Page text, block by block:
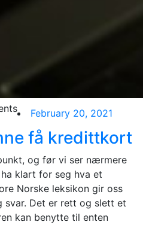
February 20, 2021
få kredittkort
og før vi ser nærmere
klart for seg hva et
Norske leksikon gir oss
Det er rett og slett et
kan benytte til enten